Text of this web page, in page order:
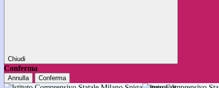
Chiudi
Conferma
Annulla Conferma